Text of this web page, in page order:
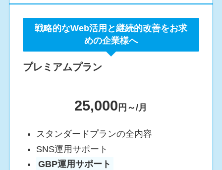
戦略的なWeb活用と継続的改善をお求
めの企業様へ
プレミアムプラン
25,000 円～/月
スタンダードプランの全内容
SNS運用サポート
GBP運用サポート